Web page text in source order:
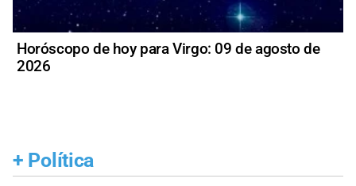
Horóscopo de hoy para Virgo: 09 de agosto de
2026
+ Política